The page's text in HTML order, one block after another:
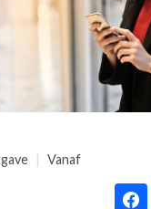
VAKHANDEL
Vanaf